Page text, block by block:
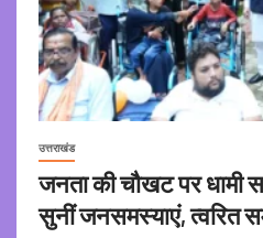
उत्तराखंड
जनता की चौखट पर धामी
सुनीं जनसमस्याएं, त्वरित